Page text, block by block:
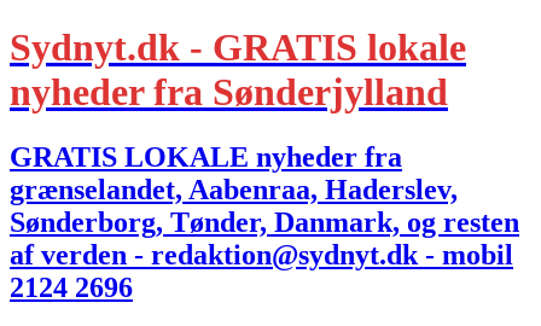
Sydnyt.dk - GRATIS lokale
nyheder fra Sønderjylland
GRATIS LOKALE nyheder fra
grænselandet, Aabenraa, Haderslev,
Sønderborg, Tønder, Danmark, og resten
af verden - redaktion@sydnyt.dk - mobil
2124 2696